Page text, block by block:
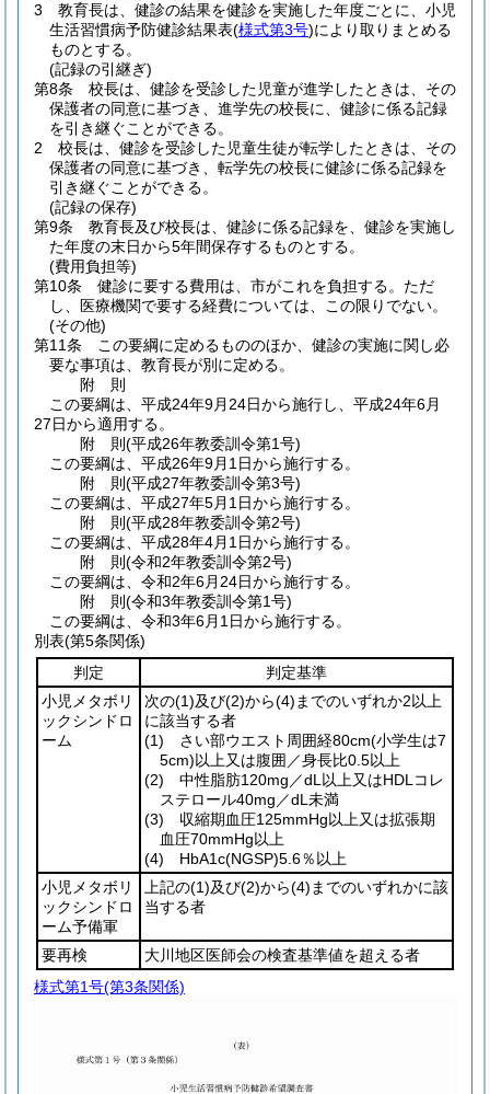
3
教育長は、健診の結果を健診を実施した年度ごとに、小児
生活習慣病予防健診結果表(様式第3号)により取りまとめる
ものとする。
(記録の引継ぎ)
第8条
校長は、健診を受診した児童が進学したときは、その
保護者の同意に基づき、進学先の校長に、健診に係る記録
を引き継ぐことができる。
2
校長は、健診を受診した児童生徒が転学したときは、その
保護者の同意に基づき、転学先の校長に健診に係る記録を
引き継ぐことができる。
(記録の保存)
第9条
教育長及び校長は、健診に係る記録を、健診を実施し
た年度の末日から5年間保存するものとする。
(費用負担等)
第10条
健診に要する費用は、市がこれを負担する。 ただ
し、医療機関で要する経費については、この限りでない。
(その他)
第11条
この要綱に定めるもののほか、健診の実施に関し必
要な事項は、教育長が別に定める。
附 則
この要綱は、平成24年9月24日から施行し、平成24年6月
27日から適用する。
附 則(平成26年教委訓令第1号)
この要綱は、平成26年9月1日から施行する。
附 則(平成27年教委訓令第3号)
この要綱は、平成27年5月1日から施行する。
附 則(平成28年教委訓令第2号)
この要綱は、平成28年4月1日から施行する。
附 則(令和2年教委訓令第2号)
この要綱は、令和2年6月24日から施行する。
附 則(令和3年教委訓令第1号)
この要綱は、令和3年6月1日から施行する。
別表(第5条関係)
判定
判定基準
小児メタボリ
ックシンドロ
ーム
次の(1)及び(2)から(4) までのいずれか2以上
に該当する者
(1) さい部ウエスト周囲経80cm(小学生は7
5cm)以上又は腹囲／身長比0.5以上
(2) 中性脂肪120mg／dL以上又はHDLコレ
ステロール40mg／dL未満
(3) 収縮期血圧125mmHg以上又は拡張期
血圧70mmHg以上
(4) HbA1c(NGSP)5.6％以上
小児メタボリ
ックシンドロ
ーム予備軍
上記の(1)及び(2)から(4) までのいずれかに該
当する者
要再検
大川地区医師会の検査基準値を超える者
様式第1号(第3条関係)